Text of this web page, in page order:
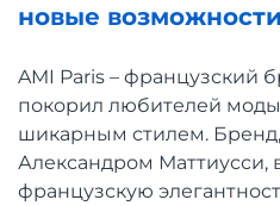
новые возможности
AMI Paris – французский
покорил любителей
шикарным стилем.
Александром Маттиусси,
французскую